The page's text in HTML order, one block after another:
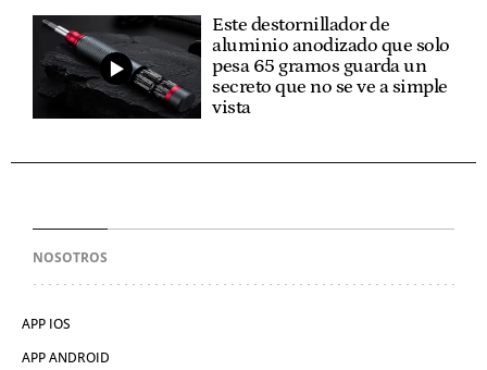
Este destornillador de
aluminio anodizado que solo
pesa 65 gramos guarda un
secreto que no se ve a simple
vista
NOSOTROS
APP IOS
APP ANDROID